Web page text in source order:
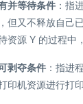
并等待条件 ：指
但又不释放自己
资源 Y 的过程中
剥夺条件 ：指进
印机资源进行打